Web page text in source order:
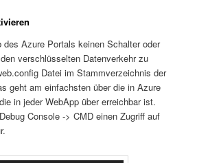
des Azure Portals keinen Schalter oder
verschlüsselten Datenverkehr zu
Datei im Stammverzeichnis der
geht am einfachsten über die in Azure
in jeder WebApp über erreichbar ist.
Console -> CMD einen Zugriff auf